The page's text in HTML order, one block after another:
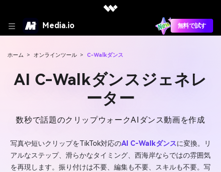
Media.io 無料で試す
ホーム > オンラインツール > C-Walkダンス
AI C-Walkダンスジェネレ
ーター
数秒で話題のクリップウォークAIダンス動画を作成
写真や短いクリップをTikTok対応のAI C-Walkダンスに変換。リ
アルなステップ、滑らかなタイミング、西海岸ならではの雰囲気
を再現します。振り付けは不要、編集も不要、スキルも不要。写